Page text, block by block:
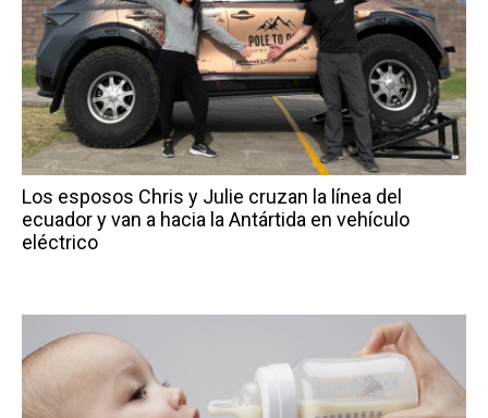
Los esposos Chris y Julie cruzan la línea del
ecuador y van a hacia la Antártida en vehículo
eléctrico